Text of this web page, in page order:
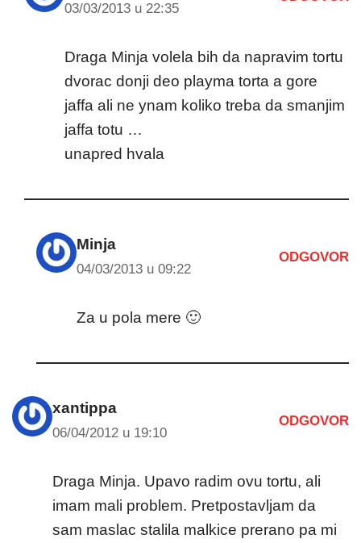
03/03/2013 u 22:35
Draga Minja volela bih da napravim tortu
dvorac donji deo playma torta a gore
jaffa ali ne ynam koliko treba da smanjim
jaffa totu …
unapred hvala
Minja
04/03/2013 u 09:22
ODGOVOR
Za u pola mere 🙂
xantippa
06/04/2012 u 19:10
ODGOVOR
Draga Minja. Upavo radim ovu tortu, ali
imam mali problem. Pretpostavljam da
sam maslac stalila malkice prerano pa mi